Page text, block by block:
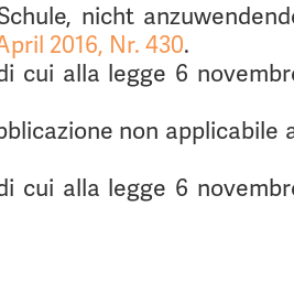
nicht
2016, Nr. 430.
cui alla legge 6
non applicabile
cui alla legge 6